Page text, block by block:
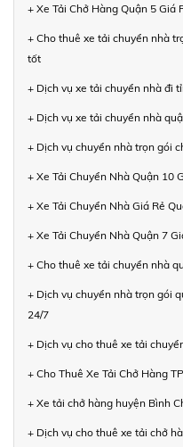
+ Xe Tải Chở Hàng Quận 5 Giá
+ Cho thuê xe tải chuyển nhà
tốt
+ Dịch vụ xe tải chuyển nhà đi
+ Dịch vụ xe tải chuyển nhà
+ Dịch vụ chuyển nhà trọn gói
+ Xe Tải Chuyển Nhà Quận 10
+ Xe Tải Chuyển Nhà Giá Rẻ
+ Xe Tải Chuyển Nhà Quận 7
+ Cho thuê xe tải chuyển nhà
+ Dịch vụ chuyển nhà trọn gói
24/7
+ Dịch vụ cho thuê xe tải
+ Cho Thuê Xe Tải Chở Hàng
+ Xe tải chở hàng huyện Bình
+ Dịch vụ cho thuê xe tải chở